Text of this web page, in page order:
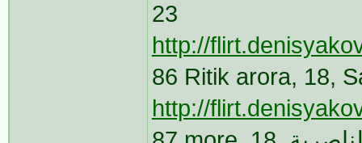
23
http://
86 Ritik arora, 18,
http://